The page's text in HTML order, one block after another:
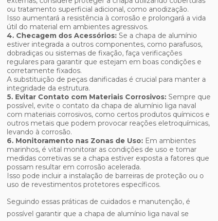
ou tratamento superficial adicional, como anodização.
Isso aumentará a resistência à corrosão e prolongará a vida
útil do material em ambientes agressivos.
4. Checagem dos Acessórios: Se a chapa de alumínio
estiver integrada a outros componentes, como parafusos,
dobradiças ou sistemas de fixação, faça verificações
regulares para garantir que estejam em boas condições e
corretamente fixados.
A substituição de peças danificadas é crucial para manter a
integridade da estrutura.
5. Evitar Contato com Materiais Corrosivos: Sempre que
possível, evite o contato da chapa de alumínio liga naval
com materiais corrosivos, como certos produtos químicos e
outros metais que podem provocar reações eletroquímicas,
levando à corrosão.
6. Monitoramento nas Zonas de Uso: Em ambientes
marinhos, é vital monitorar as condições de uso e tomar
medidas corretivas se a chapa estiver exposta a fatores que
possam resultar em corrosão acelerada.
Isso pode incluir a instalação de barreiras de proteção ou o
uso de revestimentos protetores específicos.
Seguindo essas práticas de cuidados e manutenção, é
possível garantir que a chapa de alumínio liga naval se